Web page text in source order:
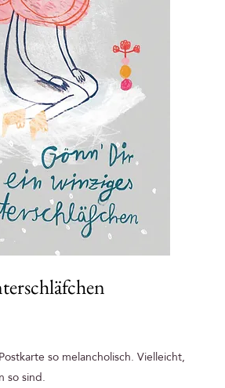
so melancholisch. Vielleicht,
so sind.